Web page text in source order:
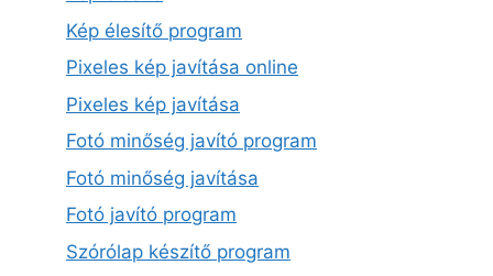
Kép élesítő program
Pixeles kép javítása online
Pixeles kép javítása
Fotó minőség javító program
Fotó minőség javítása
Fotó javító program
Szórólap készítő program